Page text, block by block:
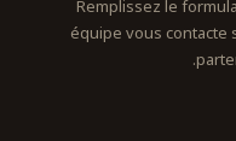
Remplissez le
équipe vous